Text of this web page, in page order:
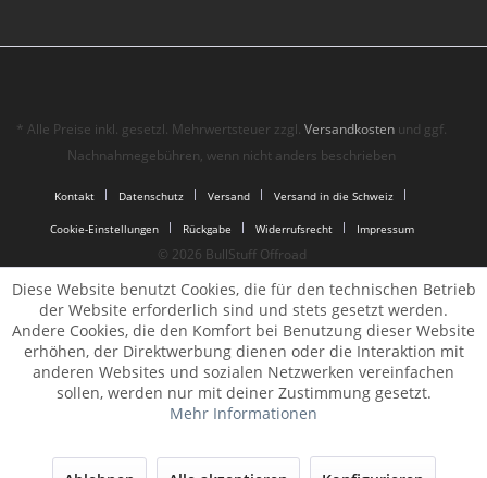
* Alle Preise inkl. gesetzl. Mehrwertsteuer zzgl.Versandkosten und ggf.
Nachnahmegebühren, wenn nicht anders beschrieben
Kontakt Datenschutz Versand Versand in die Schweiz
Cookie-Einstellungen Rückgabe Widerrufsrecht Impressum
© 2026 BullStuff Offroad
Diese Website benutzt Cookies, die für den technischen Betrieb
der Website erforderlich sind und stets gesetzt werden.
Andere Cookies, die den Komfort bei Benutzung dieser Website
erhöhen, der Direktwerbung dienen oder die Interaktion mit
anderen Websites und sozialen Netzwerken vereinfachen
sollen, werden nur mit deiner Zustimmung gesetzt.
Mehr Informationen